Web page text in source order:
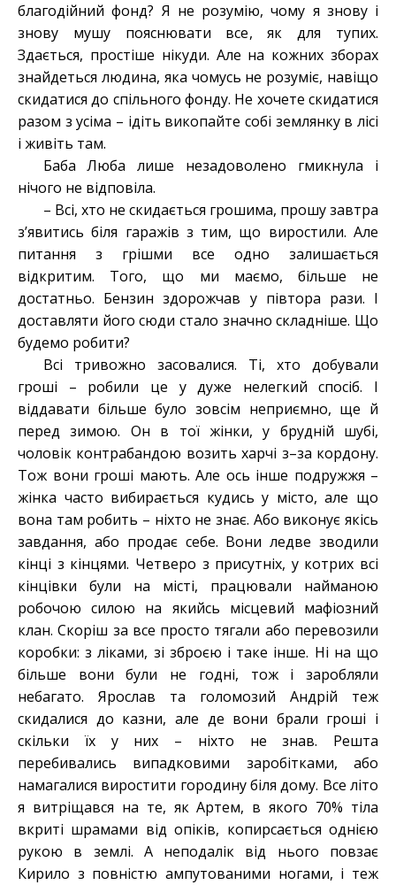
благодійний фонд? Я не розумію, чому я знову і
знову мушу пояснювати все, як для тупих.
Здається, простіше нікуди. Але на кожних зборах
знайдеться людина, яка чомусь не розуміє, навіщо
скидатися до спільного фонду. Не хочете скидатися
разом з усіма – ідіть викопайте собі землянку в лісі
і живіть там.
Баба Люба лише незадоволено гмикнула і
нічого не відповіла.
– Всі, хто не скидається грошима, прошу завтра
з’явитись біля гаражів з тим, що виростили. Але
питання з грішми все одно залишається
відкритим. Того, що ми маємо, більше не
достатньо. Бензин здорожчав у півтора рази. І
доставляти його сюди стало значно складніше. Що
будемо робити?
Всі тривожно засовалися. Ті, хто добували
гроші – робили це у дуже нелегкий спосіб. І
віддавати більше було зовсім неприємно, ще й
перед зимою. Он в тої жінки, у брудній шубі,
чоловік контрабандою возить харчі з–за кордону.
Тож вони гроші мають. Але ось інше подружжя –
жінка часто вибирається кудись у місто, але що
вона там робить – ніхто не знає. Або виконує якісь
завдання, або продає себе. Вони ледве зводили
кінці з кінцями. Четверо з присутніх, у котрих всі
кінцівки були на місті, працювали найманою
робочою силою на якийсь місцевий мафіозний
клан. Скоріш за все просто тягали або перевозили
коробки: з ліками, зі зброєю і таке інше. Ні на що
більше вони були не годні, тож і заробляли
небагато. Ярослав та голомозий Андрій теж
скидалися до казни, але де вони брали гроші і
скільки їх у них – ніхто не знав. Решта
перебивались випадковими заробітками, або
намагалися виростити городину біля дому. Все літо
я витріщався на те, як Артем, в якого 70% тіла
вкриті шрамами від опіків, копирсається однією
рукою в землі. А неподалік від нього повзає
Кирило з повністю ампутованими ногами, і теж